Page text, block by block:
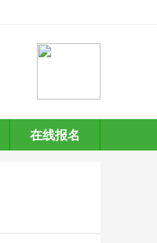
在线报名